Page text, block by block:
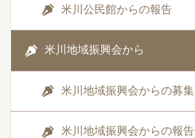
米川公民館からの報告
米川地域振興会から
米川地域振興会からの募集
米川地域振興会からの報告